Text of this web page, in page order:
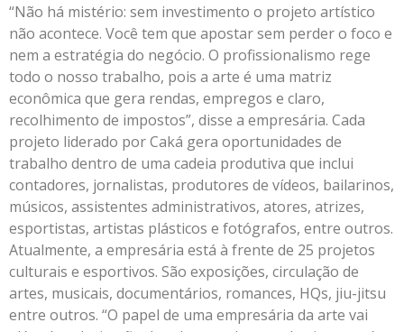
“Não há mistério: sem investimento o projeto artístico
não acontece. Você tem que apostar sem perder o foco e
nem a estratégia do negócio. O profissionalismo rege
todo o nosso trabalho, pois a arte é uma matriz
econômica que gera rendas, empregos e claro,
recolhimento de impostos”, disse a empresária. Cada
projeto liderado por Caká gera oportunidades de
trabalho dentro de uma cadeia produtiva que inclui
contadores, jornalistas, produtores de vídeos, bailarinos,
músicos, assistentes administrativos, atores, atrizes,
esportistas, artistas plásticos e fotógrafos, entre outros.
Atualmente, a empresária está à frente de 25 projetos
culturais e esportivos. São exposições, circulação de
artes, musicais, documentários, romances, HQs, jiu-jitsu
entre outros. “O papel de uma empresária da arte vai